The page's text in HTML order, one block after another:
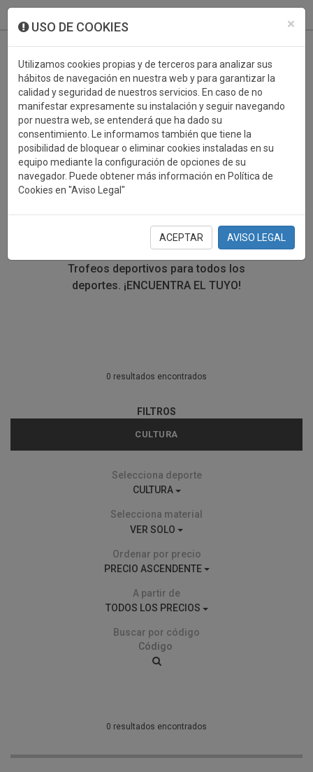
×
USO DE COOKIES
Utilizamos cookies propias y de terceros para analizar sus
hábitos de navegación en nuestra web y para garantizar la
calidad y seguridad de nuestros servicios. En caso de no
manifestar expresamente su instalación y seguir navegando
por nuestra web, se entenderá que ha dado su
consentimiento. Le informamos también que tiene la
posibilidad de bloquear o eliminar cookies instaladas en su
equipo mediante la configuración de opciones de su
navegador. Puede obtener más información en Política de
Cookies en "Aviso Legal"
ACEPTAR AVISO LEGAL
TROFEOS DEPORTIVOS
CULTURA
En esta sección encontrarás una gran variedad de
trofeos deportivos. Define tu búsqueda mediante los
filtros por deporte, material y precio del trofeo.
Trofeos deportivos para todos los
deportes. ¡ENCUENTRA EL TUYO!
0 resultados encontrados
FILTROS
CULTURA
Selecciona deporte
CULTURA
Selecciona material
VER SOLO
Ordenar por precio
PRECIO ASCENDENTE
A partir de
TODOS LOS PRECIOS
Buscar por código
0 resultados encontrados